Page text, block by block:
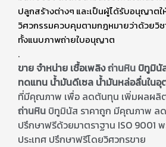
ปลูกสร้างต่างๆ และเป็นผู้ได้รับอนุญาต
วิศวกรรมควบคุมตามกฎหมายว่าด้วยวิ
ทั้งแนบภาพถ่ายใบอนุญาต
.
ขาย จำหน่าย เชื้อเพลิงถ่านหิน บิทูมินั
ทดแทน น้ำมันดีเซล น้ำมันหล่อลื่นในอุ
ที่มีคุณภาพ เพื่อ ลดต้นทุน เพิ่มผลผลิ
ถ่านหิน บิทูมินัส ราคาถูก มีคุณภาพ ล
ปรึกษาฟรีด้วยมาตราฐาน ISO 9001
ประเทศ ปรึกษาฟรีโดยวิศวกรขาย